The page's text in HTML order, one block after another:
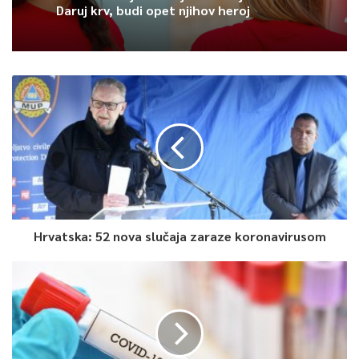
Article Rating
Daruj krv, budi opet njihov heroj
Hrvatska: 52 nova slučaja zaraze koronavirusom